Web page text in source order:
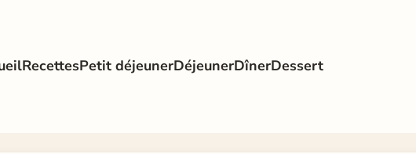
RecettesPetit déjeunerDéjeunerDînerDessert